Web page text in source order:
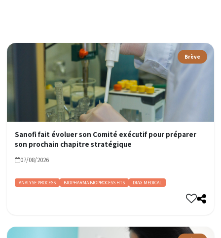
Brève
Sanofi fait évoluer son Comité exécutif pour préparer
son prochain chapitre stratégique
07/08/2026
ANALYSE PROCESS BIOPHARMA BIOPROCESS HTS DIAG MEDICAL